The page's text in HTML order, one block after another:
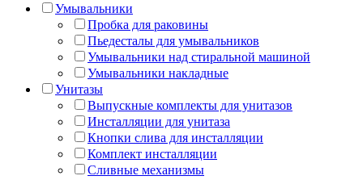
Умывальники
Пробка для раковины
Пьедесталы для умывальников
Умывальники над стиральной машиной
Умывальники накладные
Унитазы
Выпускные комплекты для унитазов
Инсталляции для унитаза
Кнопки слива для инсталляции
Комплект инсталляции
Сливные механизмы